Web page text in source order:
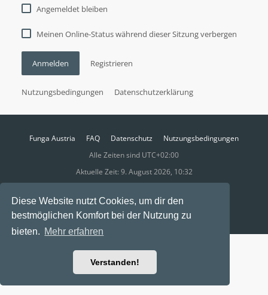
Diese Website nutzt Cookies, um dir den
bestmöglichen Komfort bei der Nutzung zu
bieten. Mehr erfahren
Verstanden!
Angemeldet bleiben
Meinen Online-Status während dieser Sitzung verbergen
Anmelden Registrieren
Nutzungsbedingungen Datenschutzerklärung
Funga Austria FAQ Datenschutz
Nutzungsbedingungen
Alle Zeiten sind UTC+02:00
Aktuelle Zeit: 9. August 2026, 10:32
Ravaio Theme byGramziu